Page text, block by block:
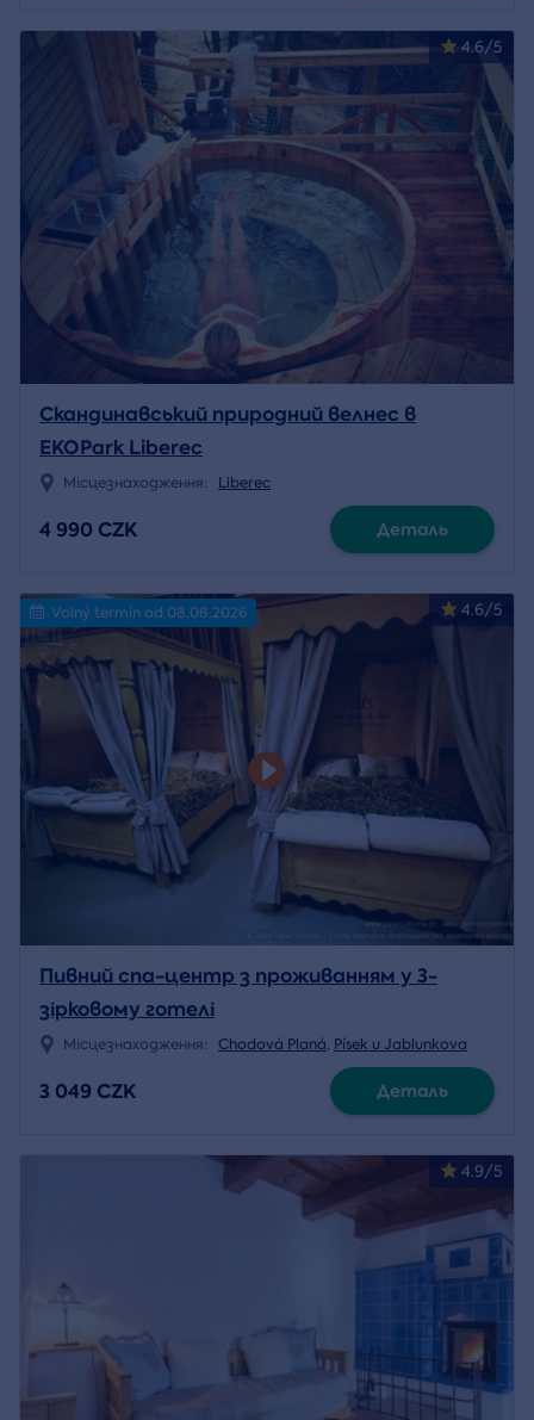
4.6/5
Скандинавський природний велнес в
EKOPark Liberec
Місцезнаходження: Liberec
4 990 CZK Деталь
4.6/5
Volný termín od 08.08.2026
Пивний спа-центр з проживанням у 3-
зірковому готелі
Місцезнаходження: Chodová Planá, Písek u Jablunkova
3 049 CZK Деталь
4.9/5